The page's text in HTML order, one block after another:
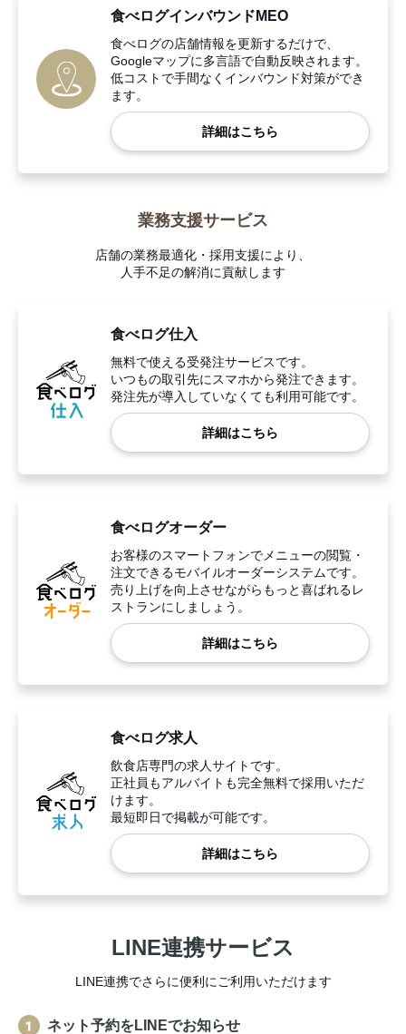
食べログインバウンドMEO
食べログの店舗情報を更新するだけで、
Googleマップに多言語で自動反映されます。
低コストで手間なくインバウンド対策ができ
ます。
詳細はこちら
業務支援サービス
店舗の業務最適化・採用支援により、
人手不足の解消に貢献します
食べログ仕入
無料で使える受発注サービスです。
いつもの取引先にスマホから発注できます。
発注先が導入していなくても利用可能です。
詳細はこちら
食べログオーダー
お客様のスマートフォンでメニューの閲覧・
注文できるモバイルオーダーシステムです。
売り上げを向上させながらもっと喜ばれるレ
ストランにしましょう。
詳細はこちら
食べログ求人
飲食店専門の求人サイトです。
正社員もアルバイトも完全無料で採用いただ
けます。
最短即日で掲載が可能です。
詳細はこちら
LINE連携サービス
LINE連携でさらに便利にご利用いただけます
ネット予約をLINEでお知らせ